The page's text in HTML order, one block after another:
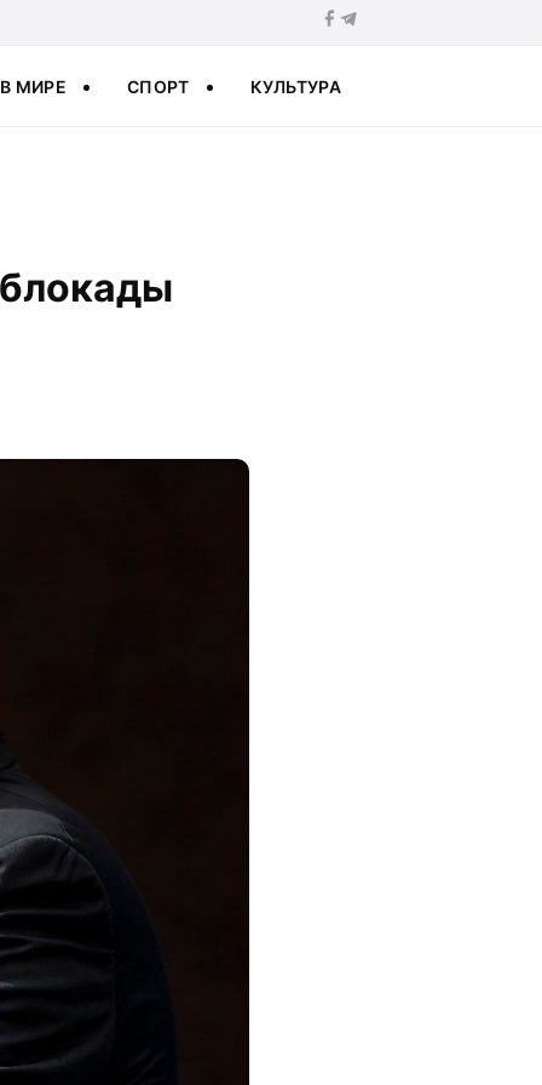
В МИРЕ СПОРТ КУЛЬТУРА